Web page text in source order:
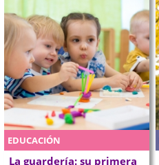
EDUCACIÓN
La guardería: su primera